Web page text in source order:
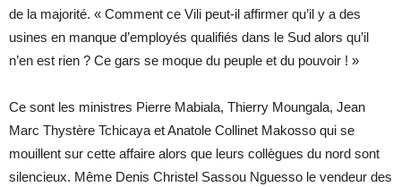
de la majorité. « Comment ce Vili peut-il affirmer qu’il y a des
usines en manque d’employés qualifiés dans le Sud alors qu’il
n’en est rien ? Ce gars se moque du peuple et du pouvoir ! »
Ce sont les ministres Pierre Mabiala, Thierry Moungala, Jean
Marc Thystère Tchicaya et Anatole Collinet Makosso qui se
mouillent sur cette affaire alors que leurs collègues du nord sont
silencieux. Même Denis Christel Sassou Nguesso le vendeur des